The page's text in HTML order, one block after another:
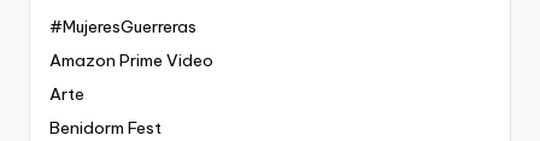
#MujeresGuerreras
Amazon Prime Video
Arte
Benidorm Fest